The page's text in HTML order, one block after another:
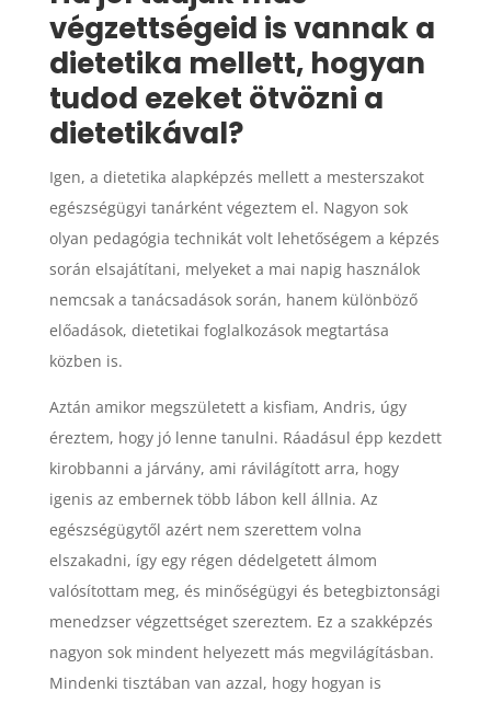
végzettségeid is vannak a
dietetika mellett, hogyan
tudod ezeket ötvözni a
dietetikával?
Igen, a dietetika alapképzés mellett a mesterszakot
egészségügyi tanárként végeztem el. Nagyon sok
olyan pedagógia technikát volt lehetőségem a képzés
során elsajátítani, melyeket a mai napig használok
nemcsak a tanácsadások során, hanem különböző
előadások, dietetikai foglalkozások megtartása
közben is.
Aztán amikor megszületett a kisfiam, Andris, úgy
éreztem, hogy jó lenne tanulni. Ráadásul épp kezdett
kirobbanni a járvány, ami rávilágított arra, hogy
igenis az embernek több lábon kell állnia. Az
egészségügytől azért nem szerettem volna
elszakadni, így egy régen dédelgetett álmom
valósítottam meg, és minőségügyi és betegbiztonsági
menedzser végzettséget szereztem. Ez a szakképzés
nagyon sok mindent helyezett más megvilágításban.
Mindenki tisztában van azzal, hogy hogyan is